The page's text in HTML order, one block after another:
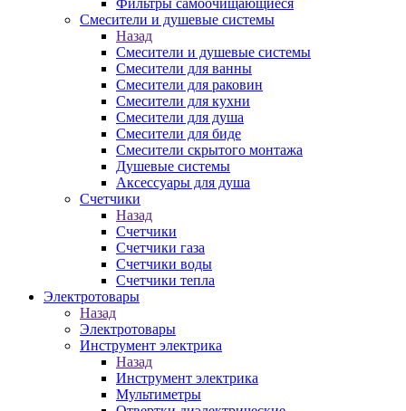
Фильтры самоочищающиеся
Смесители и душевые системы
Назад
Смесители и душевые системы
Смесители для ванны
Смесители для раковин
Смесители для кухни
Смесители для душа
Смесители для биде
Смесители скрытого монтажа
Душевые системы
Аксессуары для душа
Счетчики
Назад
Счетчики
Счетчики газа
Счетчики воды
Счетчики тепла
Электротовары
Назад
Электротовары
Инструмент электрика
Назад
Инструмент электрика
Мультиметры